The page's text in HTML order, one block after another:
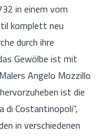
in einem vom
komplett neu
durch ihre
Gewölbe ist mit
Angelo Mozzillo
ist die
di Costantinopoli",
in verschiedenen